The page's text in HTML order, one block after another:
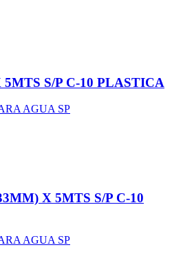
S/P C-10 PLASTICA
AGUA SP
X 5MTS S/P C-10
AGUA SP